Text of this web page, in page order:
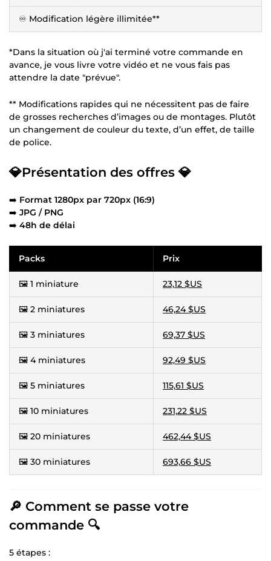
♾️ Modification légère illimitée**
*Dans la situation où j'ai terminé votre commande en
avance, je vous livre votre vidéo et ne vous fais pas
attendre la date "prévue".
** Modifications rapides qui ne nécessitent pas de faire
de grosses recherches d’images ou de montages. Plutôt
un changement de couleur du texte, d’un effet, de taille
de police.
💎Présentation des offres 💎
➡️ Format 1280px par 720px (16:9)
➡️ JPG / PNG
➡️ 48h de délai
Packs Prix
🖼️ 1 miniature 23,12 $US
🖼️ 2 miniatures 46,24 $US
🖼️ 3 miniatures 69,37 $US
🖼️ 4 miniatures 92,49 $US
🖼️ 5 miniatures 115,61 $US
🖼️ 10 miniatures 231,22 $US
🖼️ 20 miniatures 462,44 $US
🖼️ 30 miniatures 693,66 $US
🔎 Comment se passe votre
commande 🔍
5 étapes :